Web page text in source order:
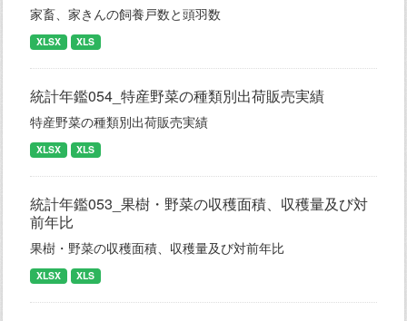
家畜、家きんの飼養戸数と頭羽数
XLSX XLS
統計年鑑054_特産野菜の種類別出荷販売実績
特産野菜の種類別出荷販売実績
XLSX XLS
統計年鑑053_果樹・野菜の収穫面積、収穫量及び対
前年比
果樹・野菜の収穫面積、収穫量及び対前年比
XLSX XLS